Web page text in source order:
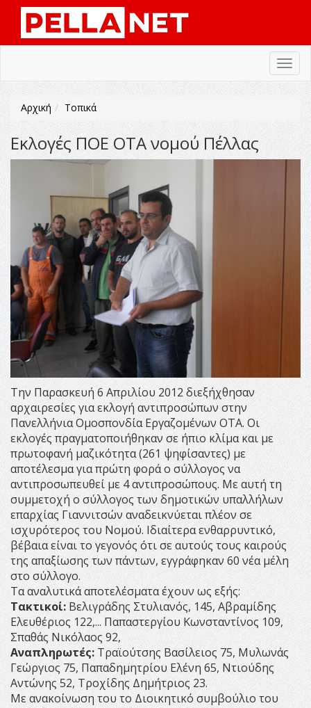
Αρχική Τοπικά
Εκλογές ΠΟΕ ΟΤΑ νομού Πέλλας
Την Παρασκευή 6 Απριλίου 2012 διεξήχθησαν
αρχαιρεσίες για εκλογή αντιπροσώπων στην
Πανελλήνια Ομοσπονδία Εργαζομένων ΟΤΑ. Οι
εκλογές πραγματοποιήθηκαν σε ήπιο κλίμα και με
πρωτοφανή μαζικότητα (261 ψηφίσαντες) με
αποτέλεσμα για πρώτη φορά ο σύλλογος να
αντιπροσωπευθεί με 4 αντιπροσώπους. Με αυτή τη
συμμετοχή ο σύλλογος των δημοτικών υπαλλήλων
επαρχίας Γιαννιτσών αναδεικνύεται πλέον σε
ισχυρότερος του Νομού. Ιδιαίτερα ενθαρρυντικό,
βέβαια είναι το γεγονός ότι σε αυτούς τους καιρούς
της απαξίωσης των πάντων, εγγράφηκαν 60 νέα μέλη
στο σύλλογο.
Τα αναλυτικά αποτελέσματα έχουν ως εξής:
Τακτικοί: Βελιγράδης Στυλιανός, 145, Αβραμίδης
Ελευθέριος 122,... Παπαστεργίου Κωνσταντίνος 109,
Σπαθάς Νικόλαος 92,
Αναπληρωτές: Τραϊούτσης Βασίλειος 75, Μυλωνάς
Γεώργιος 75, Παπαδημητρίου Ελένη 65, Ντιούδης
Αντώνης 52, Τροχίδης Δημήτριος 23.
Με ανακοίνωση του το Διοικητικό συμβούλιο του